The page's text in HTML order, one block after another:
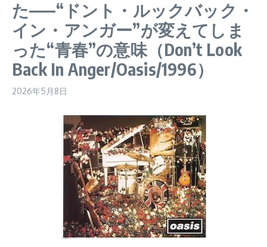
た——“ドント・ルックバック・
イン・アンガー”が変えてしま
った“青春”の意味（Don’t Look
Back In Anger/Oasis/1996）
2026年5月8日